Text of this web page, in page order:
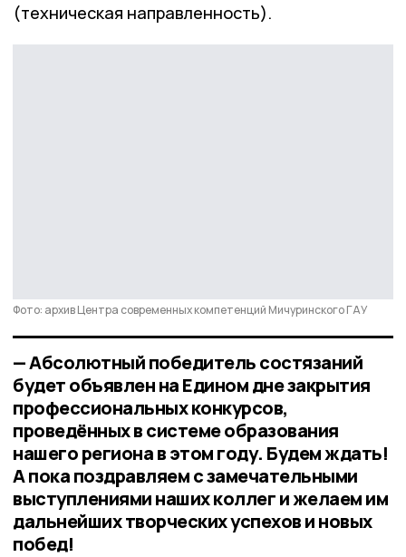
(техническая направленность).
Фото: архив Центра современных компетенций Мичуринского ГАУ
— Абсолютный победитель состязаний
будет объявлен на Едином дне закрытия
профессиональных конкурсов,
проведённых в системе образования
нашего региона в этом году. Будем ждать!
А пока поздравляем с замечательными
выступлениями наших коллег и желаем им
дальнейших творческих успехов и новых
побед!